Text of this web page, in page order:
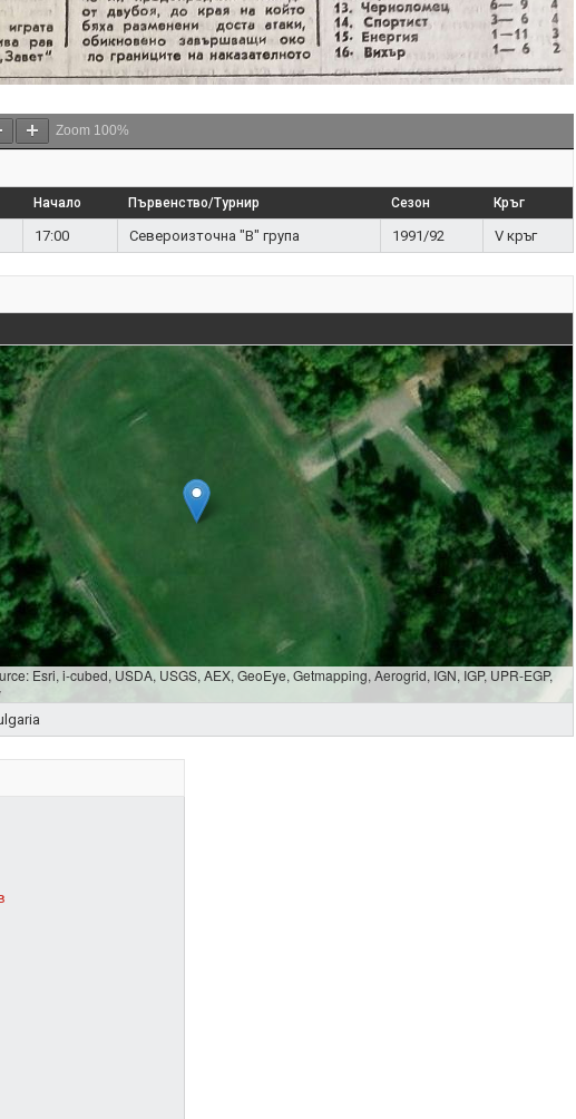
Zoom 100%
Начало Първенство/Турнир Сезон Кръг
17:00 Североизточна "В" група 1991/92 V кръг
Esri, i-cubed, USDA, USGS, AEX, GeoEye, Getmapping, Aerogrid, IGN, IGP, UPR-EGP,